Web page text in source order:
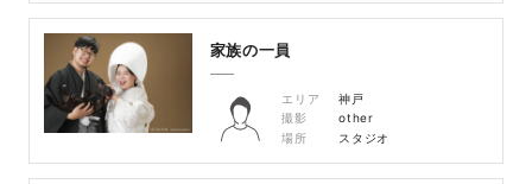
家族の一員
エリア
神戸
撮影
other
場所
スタジオ